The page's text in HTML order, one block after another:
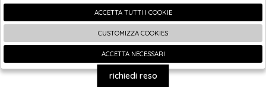
🍪
richiedi reso
ACCETTA TUTTI I COOKIE
CUSTOMIZZA COOKIES
ACCETTA NECESSARI